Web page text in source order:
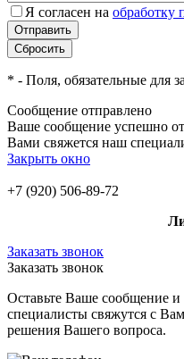
Я согласен на обработку
* - Поля, обязательные для
Сообщение отправлено
Ваше сообщение успешно
Вами свяжется наш
Закрыть окно
+7 (920) 506-89-72
Заказать звонок
Заказать звонок
Оставьте Ваше сообщение
специалисты свяжутся с
решения Вашего вопроса.